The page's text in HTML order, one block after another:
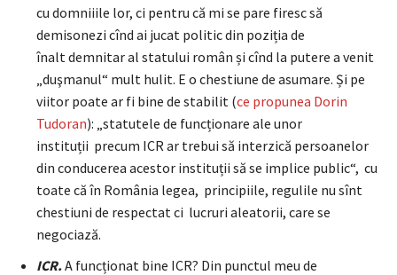
cu domniiile lor, ci pentru că mi se pare firesc să
demisonezi cînd ai jucat politic din poziția de
înalt demnitar al statului român și cînd la putere a venit
„duşmanul“ mult hulit. E o chestiune de asumare. Și pe
viitor poate ar fi bine de stabilit (ce propunea Dorin
Tudoran): „statutele de funcționare ale unor
instituții precum ICR ar trebui să interzică persoanelor
din conducerea acestor instituții să se implice public“, cu
toate că în România legea, principiile, regulile nu sînt
chestiuni de respectat ci lucruri aleatorii, care se
negociază.
ICR.A funcționat bine ICR? Din punctul meu de